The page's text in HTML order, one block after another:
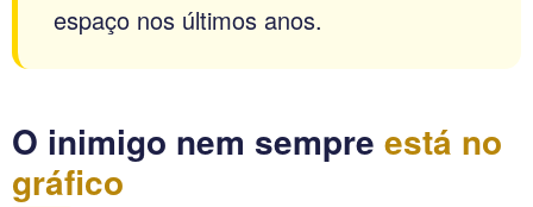
espaço nos últimos anos.
O inimigo nem sempre está no
gráfico